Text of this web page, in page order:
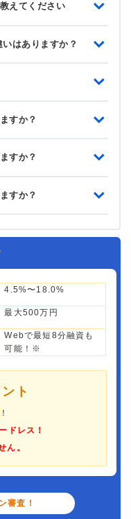
えてください
はありますか？
すか？
すか？
すか？
4.5%〜18.0%
最大500万円
Webで最短8分融資も
可能！※
ト
！
ドレス！
ん。
審査！